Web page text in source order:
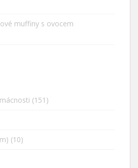
muffiny s ovocem
(151)
(10)